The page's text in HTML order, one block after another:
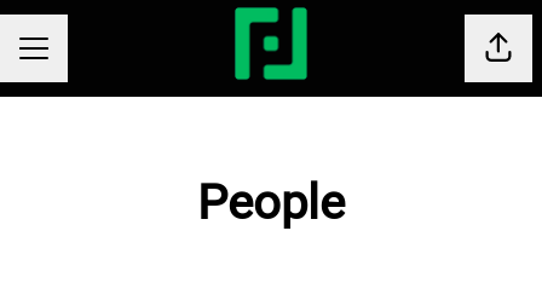
Menú de empleo
People